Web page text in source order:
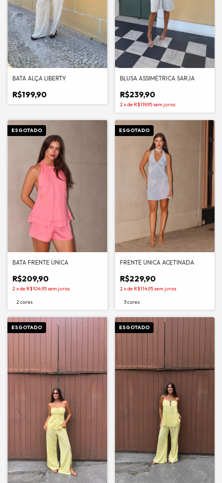
BATA ALÇA LIBERTY
R$199,90
BLUSA ASSIMÉTRICA SARJA
R$239,90
2xde R$119,95 sem juros
ESGOTADO
BATA FRENTE ÚNICA
R$209,90
2xde R$104,95 sem juros
2 cores
ESGOTADO
FRENTE ÚNICA ACETINADA
R$229,90
2xde R$114,95 sem juros
3 cores
ESGOTADO ESGOTADO